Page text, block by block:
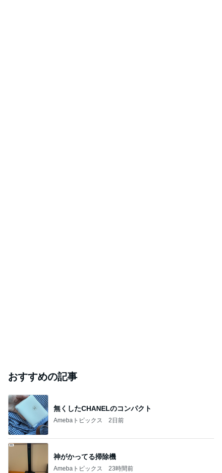
おすすめの記事
無くしたCHANELのコンパクト
Amebaトピックス 2日前
神がかってる掃除機
Amebaトピックス 23時間前